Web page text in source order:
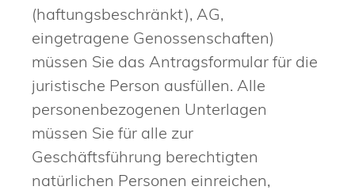
(haftungsbeschränkt), AG,
eingetragene Genossenschaften)
müssen Sie das Antragsformular für die
juristische Person ausfüllen. Alle
personenbezogenen Unterlagen
müssen Sie für alle zur
Geschäftsführung berechtigten
natürlichen Personen einreichen,